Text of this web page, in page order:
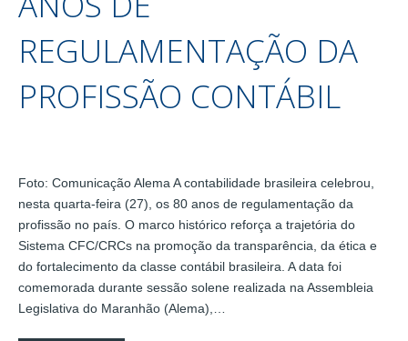
REGULAMENTAÇÃO DA
PROFISSÃO CONTÁBIL
Foto: Comunicação Alema A contabilidade brasileira celebrou,
nesta quarta-feira (27), os 80 anos de regulamentação da
profissão no país. O marco histórico reforça a trajetória do
Sistema CFC/CRCs na promoção da transparência, da ética e
do fortalecimento da classe contábil brasileira. A data foi
comemorada durante sessão solene realizada na Assembleia
Legislativa do Maranhão (Alema),…